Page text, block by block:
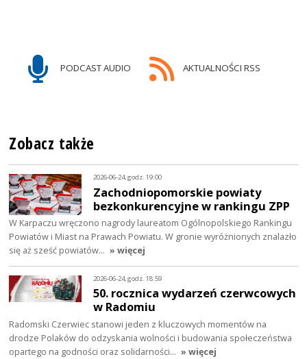
PODCAST AUDIO AKTUALNOŚCI RSS
Zobacz także
2026-06-24, godz. 19:00
Zachodniopomorskie powiaty
bezkonkurencyjne w rankingu ZPP
W Karpaczu wręczono nagrody laureatom Ogólnopolskiego Rankingu
Powiatów i Miast na Prawach Powiatu. W gronie wyróżnionych znalazło
się aż sześć powiatów… » więcej
2026-06-24, godz. 18:59
50. rocznica wydarzeń czerwcowych
w Radomiu
Radomski Czerwiec stanowi jeden z kluczowych momentów na
drodze Polaków do odzyskania wolności i budowania społeczeństwa
opartego na godności oraz solidarności… » więcej